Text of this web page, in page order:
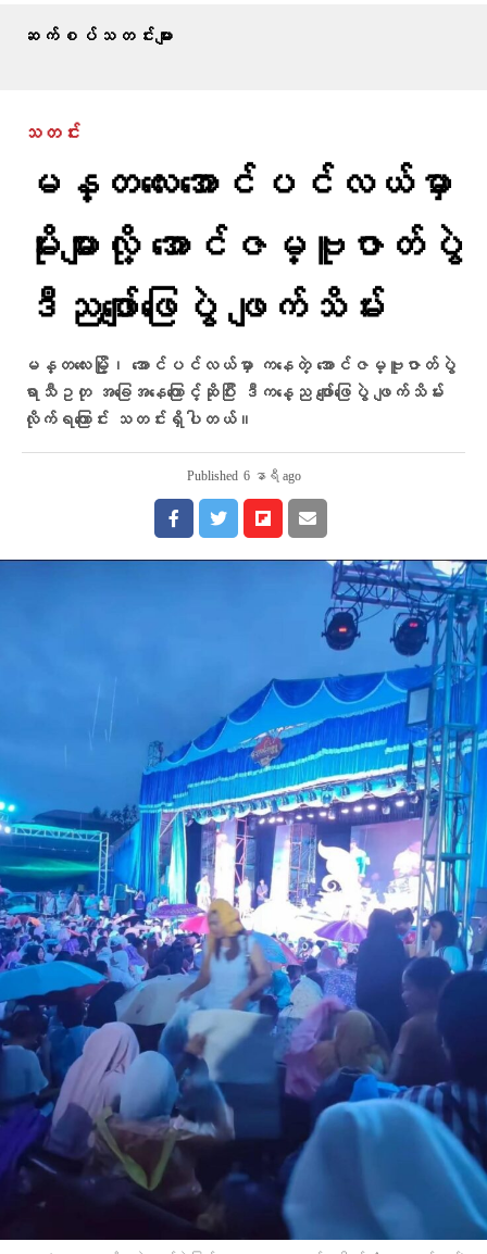
ဆက်စပ်သတင်းများ
သတင်း
မန္တလေးအောင်ပင်လယ်မှာ
မိုးများလို့ အောင်ဇမ္ဗူဇာတ်ပွဲ
ဒီညဖျော်ဖြေပွဲ ဖျက်သိမ်း
မန္တလေးမြို့၊ အောင်ပင်လယ်မှာ ကနေတဲ့ အောင်ဇမ္ဗူဇာတ်ပွဲ
ရာသီဥတု အခြေအနေကြောင့်ဆိုပြီး ဒီကနေ့ည ဖျော်ဖြေပွဲ ဖျက်သိမ်း
လိုက်ရကြောင်း သတင်းရှိပါတယ်။
Published 6 နာရီ ago